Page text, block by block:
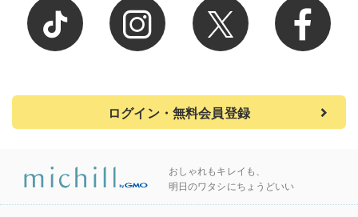
ログイン・無料会員登録
おしゃれもキレイも、
明日のワタシにちょうどいい